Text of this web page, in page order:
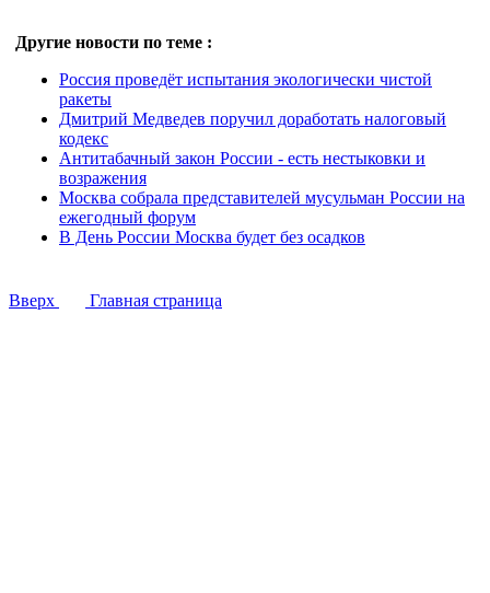
Другие новости по теме :
Россия проведёт испытания экологически чистой
ракеты
Дмитрий Медведев поручил доработать налоговый
кодекс
Антитабачный закон России - есть нестыковки и
возражения
Москва собрала представителей мусульман России на
ежегодный форум
В День России Москва будет без осадков
Вверх Главная страница